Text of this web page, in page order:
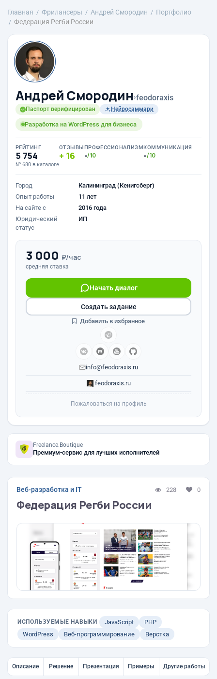
Главная Фрилансеры Андрей Смородин
Портфолио
Федерация Регби России
Андрей Смородин›feodoraxis
Паспорт верифицирован Нейросаммари
Разработка на WordPress для бизнеса
РЕЙТИНГ
5 754
№ 680 в каталоге
ОТЗЫВЫ
16
ПРОФЕССИОНАЛИЗМ
-/10
КОММУНИКАЦИЯ
-/10
Город
Калининград (Кенигсберг)
Опыт работы
11 лет
На сайте с
2016 года
Юридический
статус
ИП
3 000 ₽/час
средняя ставка
Начать диалог
info@feodoraxis.ru
feodoraxis.ru
Создать задание
Добавить в избранное
Пожаловаться на профиль
Freelance.Boutique
Премиум-сервис для лучших исполнителей
Веб-разработка и IT 228 0
Федерация Регби России
ИСПОЛЬЗУЕМЫЕ НАВЫКИ JavaScript
PHP
WordPress
Веб-программирование Верстка
Описание Решение Презентация Примеры Другие работы